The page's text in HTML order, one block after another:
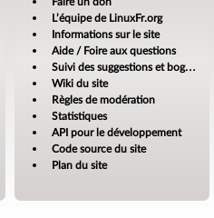
L’équipe de LinuxFr.org
Informations sur le site
Aide / Foire aux questions
Suivi des suggestions et bogues
Wiki du site
Règles de modération
Statistiques
API pour le développement
Code source du site
Plan du site